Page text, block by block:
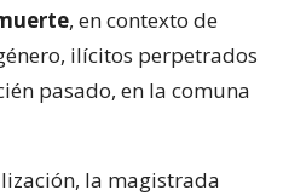
, en contexto de
ilícitos perpetrados
pasado, en la comuna
la magistrada